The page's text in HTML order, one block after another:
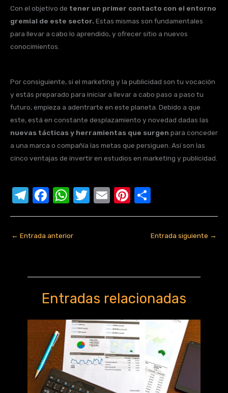
Con el objetivo de tener un primer contacto con el entorno
gremial de este sector. Estas mismas son fundamentales
para llevar a cabo lo aprendido, y ofrecer sitio a nuevos
conocimientos.
Por consiguiente, si el marketing y la publicidad son tu vocación
y estás preparado para iniciar a llevar a cabo paso a paso tu
futuro, empieza a adentrarte en este planeta. Debido a que
este, está en constante desplazamiento y novedad dadas las
nuevas tácticas y herramientas que surgen para conceder
a una marca o compañía las metas que persiguen. Así son las
cinco ventajas de invertir en estudios en marketing y publicidad.
T
el
gr
m
F
a
e
o
o
k
W
h
s
p
p
T
w
E
m
Pi
nt o
p
tir
← Entrada anterior Entrada siguiente →
Entradas relacionadas